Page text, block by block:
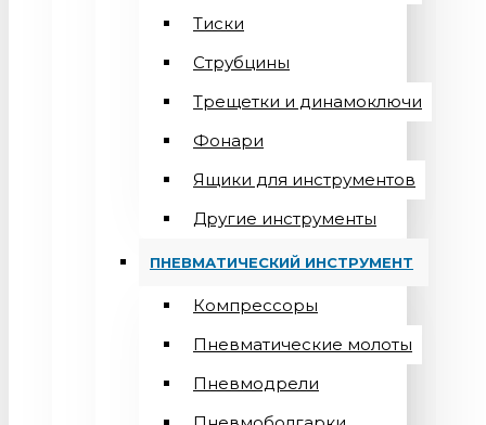
Тиски
Струбцины
Трещетки и динамоключи
Фонари
Ящики для инструментов
Другие инструменты
ПНЕВМАТИЧЕСКИЙ ИНСТРУМЕНТ
Компрессоры
Пневматические молоты
Пневмодрели